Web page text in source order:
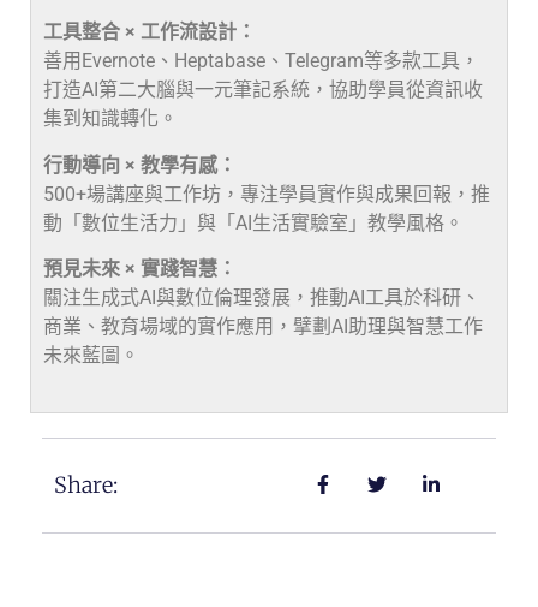
工具整合 × 工作流設計：
善用Evernote、Heptabase、Telegram等多款工具，
打造AI第二大腦與一元筆記系統，協助學員從資訊收
集到知識轉化。
行動導向 × 教學有感：
500+場講座與工作坊，專注學員實作與成果回報，推
動「數位生活力」與「AI生活實驗室」教學風格。
預見未來 × 實踐智慧：
關注生成式AI與數位倫理發展，推動AI工具於科研、
商業、教育場域的實作應用，擘劃AI助理與智慧工作
未來藍圖。
Share: